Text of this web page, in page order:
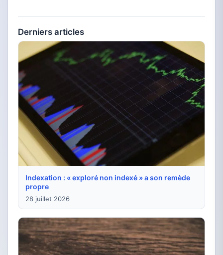
Derniers articles
Indexation : « exploré non indexé » a son remède
propre
28 juillet 2026